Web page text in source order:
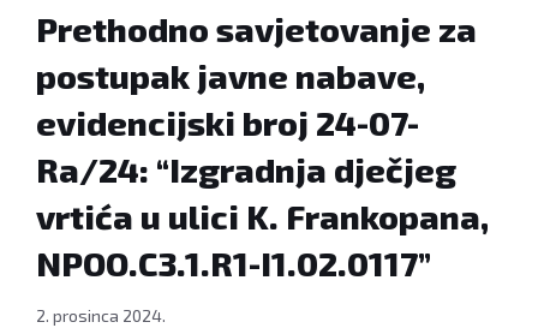
Prethodno savjetovanje za
postupak javne nabave,
evidencijski broj 24-07-
Ra/24: “Izgradnja dječjeg
vrtića u ulici K. Frankopana,
NPOO.C3.1.R1-I1.02.0117”
2. prosinca 2024.